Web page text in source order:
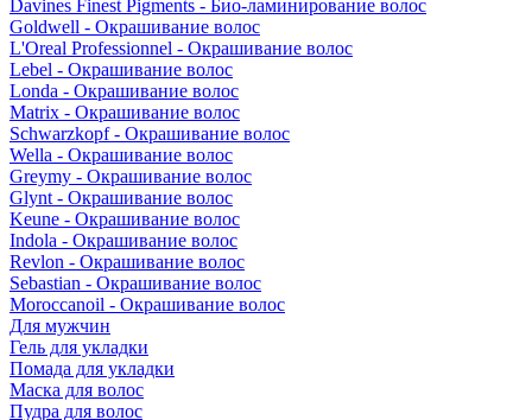
Davines Finest Pigments - Био-ламинирование волос
Goldwell - Окрашивание волос
L'Oreal Professionnel - Окрашивание волос
Lebel - Окрашивание волос
Londa - Окрашивание волос
Matrix - Окрашивание волос
Schwarzkopf - Окрашивание волос
Wella - Окрашивание волос
Greymy - Окрашивание волос
Glynt - Окрашивание волос
Keune - Окрашивание волос
Indola - Окрашивание волос
Revlon - Окрашивание волос
Sebastian - Окрашивание волос
Moroccanoil - Окрашивание волос
Для мужчин
Гель для укладки
Помада для укладки
Маска для волос
Пудра для волос